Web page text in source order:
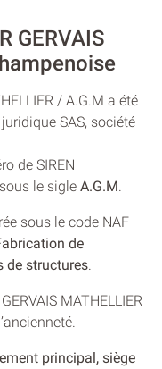
GERVAIS
/ A.G.M a été
SAS, société
de SIREN
le sigle A.G.M
sous le code NAF
de
de structures
MATHELLIER
principal, siège